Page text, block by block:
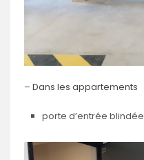
– Dans les appartements
porte d’entrée blindée